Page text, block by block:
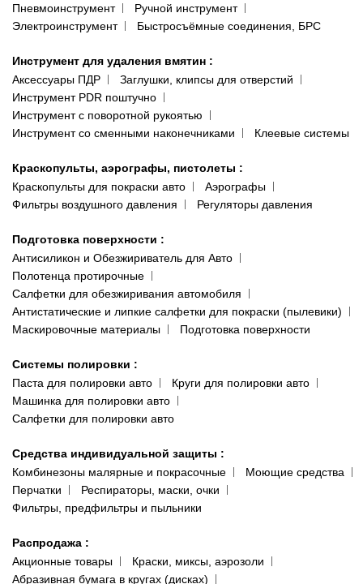
Пневмоинструмент
Ручной инструмент
Электроинструмент
Быстросъёмные соединения, БРС
Инструмент для удаления вмятин :
Аксессуары ПДР
Заглушки, клипсы для отверстий
Инструмент PDR поштучно
Инструмент с поворотной рукоятью
Инструмент со сменными наконечниками
Клеевые системы
Краскопульты, аэрографы, пистолеты :
Краскопульты для покраски авто
Аэрографы
Фильтры воздушного давления
Регуляторы давления
Подготовка поверхности :
Антисиликон и Обезжириватель для Авто
Полотенца протирочные
Салфетки для обезжиривания автомобиля
Антистатические и липкие салфетки для покраски (пылевики)
Маскировочные материалы
Подготовка поверхности
Системы полировки :
Паста для полировки авто
Круги для полировки авто
Машинка для полировки авто
Салфетки для полировки авто
Средства индивидуальной защиты :
Комбинезоны малярные и покрасочные
Моющие средства
Перчатки
Респираторы, маски, очки
Фильтры, предфильтры и пыльники
Распродажа :
Акционные товары
Краски, миксы, аэрозоли
Абразивная бумага в кругах (дисках)